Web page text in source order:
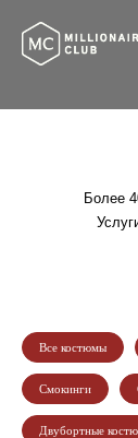
Более
Все костюмы
Смокинги
Двубортные